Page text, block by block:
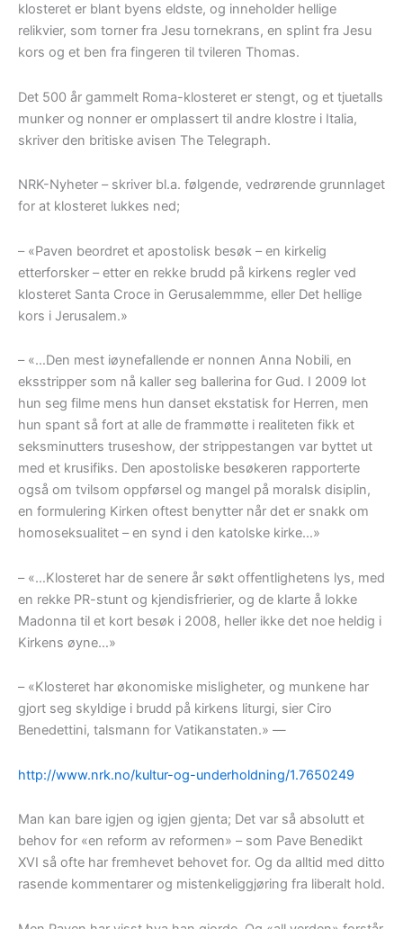
klosteret er blant byens eldste, og inneholder hellige
relikvier, som torner fra Jesu tornekrans, en splint fra Jesu
kors og et ben fra fingeren til tvileren Thomas.
Det 500 år gammelt Roma-klosteret er stengt, og et tjuetalls
munker og nonner er omplassert til andre klostre i Italia,
skriver den britiske avisen The Telegraph.
NRK-Nyheter – skriver bl.a. følgende, vedrørende grunnlaget
for at klosteret lukkes ned;
– «Paven beordret et apostolisk besøk – en kirkelig
etterforsker – etter en rekke brudd på kirkens regler ved
klosteret Santa Croce in Gerusalemmme, eller Det hellige
kors i Jerusalem.»
– «…Den mest iøynefallende er nonnen Anna Nobili, en
eksstripper som nå kaller seg ballerina for Gud. I 2009 lot
hun seg filme mens hun danset ekstatisk for Herren, men
hun spant så fort at alle de frammøtte i realiteten fikk et
seksminutters truseshow, der strippestangen var byttet ut
med et krusifiks. Den apostoliske besøkeren rapporterte
også om tvilsom oppførsel og mangel på moralsk disiplin,
en formulering Kirken oftest benytter når det er snakk om
homoseksualitet – en synd i den katolske kirke…»
– «…Klosteret har de senere år søkt offentlighetens lys, med
en rekke PR-stunt og kjendisfrierier, og de klarte å lokke
Madonna til et kort besøk i 2008, heller ikke det noe heldig i
Kirkens øyne…»
– «Klosteret har økonomiske misligheter, og munkene har
gjort seg skyldige i brudd på kirkens liturgi, sier Ciro
Benedettini, talsmann for Vatikanstaten.» —
http://www.nrk.no/kultur-og-underholdning/1.7650249
Man kan bare igjen og igjen gjenta; Det var så absolutt et
behov for «en reform av reformen» – som Pave Benedikt
XVI så ofte har fremhevet behovet for. Og da alltid med ditto
rasende kommentarer og mistenkeliggjøring fra liberalt hold.